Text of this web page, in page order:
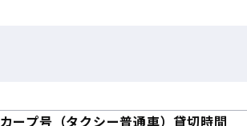
カープ号（タクシー普通車）貸切時間